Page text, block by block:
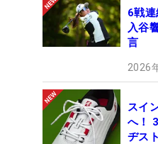
6戦
入谷
言
2026
スイ
へ！
ヂス